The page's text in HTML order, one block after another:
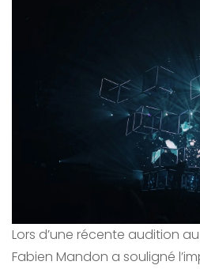
Lors d’une récente audition
Fabien Mandon a souligné